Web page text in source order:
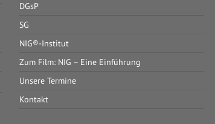
DGsP
SG
NIG®-Institut
Zum Film: NIG – Eine Einführung
Unsere Termine
Kontakt